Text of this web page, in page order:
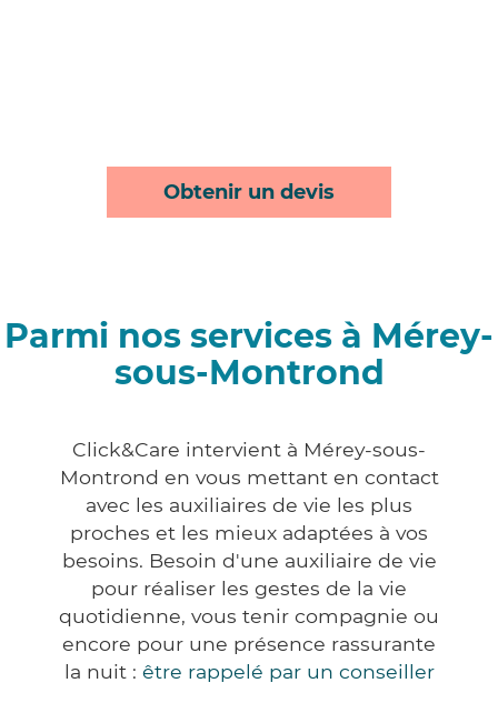
Obtenir un devis
Parmi nos services à Mérey-
sous-Montrond
Click&Care intervient à Mérey-sous-
Montrond en vous mettant en contact
avec les auxiliaires de vie les plus
proches et les mieux adaptées à vos
besoins. Besoin d'une auxiliaire de vie
pour réaliser les gestes de la vie
quotidienne, vous tenir compagnie ou
encore pour une présence rassurante
la nuit : être rappelé par un conseiller